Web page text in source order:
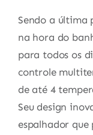
Sendo a última
na hora do
para todos os
controle
de até 4
Seu design
espalhador